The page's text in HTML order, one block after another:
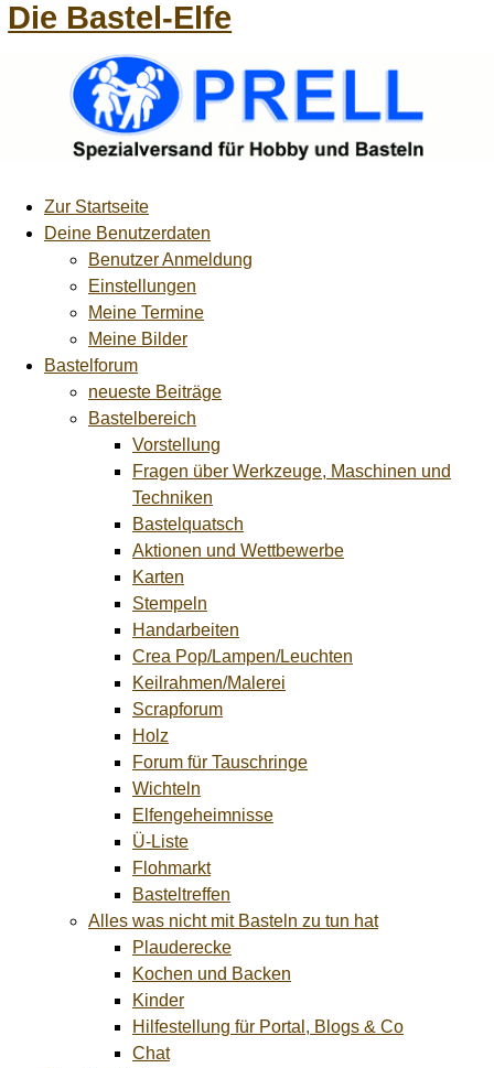
Die Bastel-Elfe
Zur Startseite
Deine Benutzerdaten
Benutzer Anmeldung
Einstellungen
Meine Termine
Meine Bilder
Bastelforum
neueste Beiträge
Bastelbereich
Vorstellung
Fragen über Werkzeuge, Maschinen und
Techniken
Bastelquatsch
Aktionen und Wettbewerbe
Karten
Stempeln
Handarbeiten
Crea Pop/Lampen/Leuchten
Keilrahmen/Malerei
Scrapforum
Holz
Forum für Tauschringe
Wichteln
Elfengeheimnisse
Ü-Liste
Flohmarkt
Basteltreffen
Alles was nicht mit Basteln zu tun hat
Plauderecke
Kochen und Backen
Kinder
Hilfestellung für Portal, Blogs & Co
Chat